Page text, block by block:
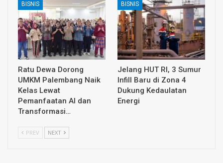
BISNIS
Ratu Dewa Dorong
UMKM Palembang Naik
Kelas Lewat
Pemanfaatan AI dan
Transformasi…
BISNIS
Jelang HUT RI, 3 Sumur
Infill Baru di Zona 4
Dukung Kedaulatan
Energi
PREV NEXT